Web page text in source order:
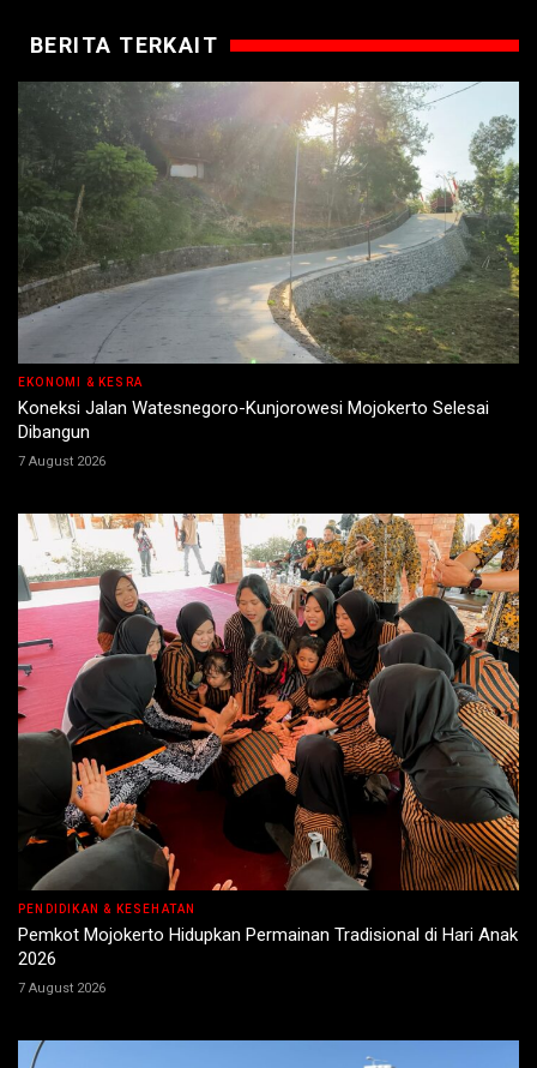
BERITA TERKAIT
EKONOMI & KESRA
Koneksi Jalan Watesnegoro-Kunjorowesi Mojokerto Selesai
Dibangun
7 August 2026
PENDIDIKAN & KESEHATAN
Pemkot Mojokerto Hidupkan Permainan Tradisional di Hari Anak
2026
7 August 2026